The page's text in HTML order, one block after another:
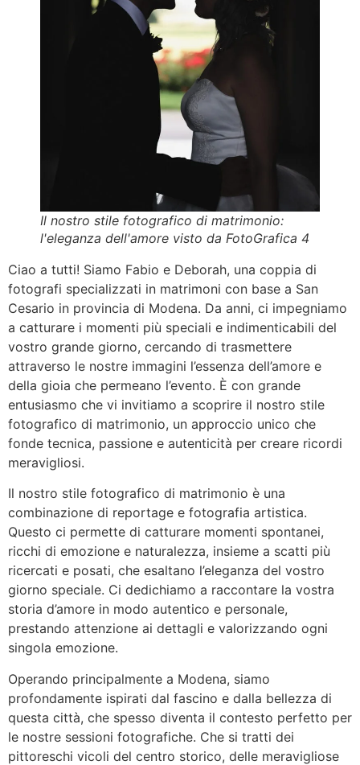
Il nostro stile fotografico di matrimonio:
l'eleganza dell'amore visto da FotoGrafica 4
Ciao a tutti! Siamo Fabio e Deborah, una coppia di
fotografi specializzati in matrimoni con base a San
Cesario in provincia di Modena. Da anni, ci impegniamo
a catturare i momenti più speciali e indimenticabili del
vostro grande giorno, cercando di trasmettere
attraverso le nostre immagini l’essenza dell’amore e
della gioia che permeano l’evento. È con grande
entusiasmo che vi invitiamo a scoprire il nostro stile
fotografico di matrimonio, un approccio unico che
fonde tecnica, passione e autenticità per creare ricordi
meravigliosi.
Il nostro stile fotografico di matrimonio è una
combinazione di reportage e fotografia artistica.
Questo ci permette di catturare momenti spontanei,
ricchi di emozione e naturalezza, insieme a scatti più
ricercati e posati, che esaltano l’eleganza del vostro
giorno speciale. Ci dedichiamo a raccontare la vostra
storia d’amore in modo autentico e personale,
prestando attenzione ai dettagli e valorizzando ogni
singola emozione.
Operando principalmente a Modena, siamo
profondamente ispirati dal fascino e dalla bellezza di
questa città, che spesso diventa il contesto perfetto per
le nostre sessioni fotografiche. Che si tratti dei
pittoreschi vicoli del centro storico, delle meravigliose